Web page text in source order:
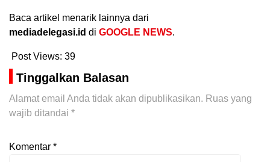
Baca artikel menarik lainnya dari
mediadelegasi.id di GOOGLE NEWS.
Post Views: 39
Tinggalkan Balasan
Alamat email Anda tidak akan dipublikasikan. Ruas yang
wajib ditandai *
Komentar *